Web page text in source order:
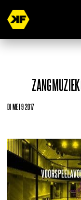
DI MEI 9 2017